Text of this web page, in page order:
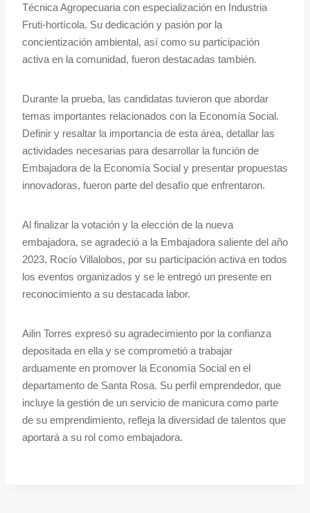
Técnica Agropecuaria con especialización en Industria
Fruti-hortícola. Su dedicación y pasión por la
concientización ambiental, así como su participación
activa en la comunidad, fueron destacadas también.
Durante la prueba, las candidatas tuvieron que abordar
temas importantes relacionados con la Economía Social.
Definir y resaltar la importancia de esta área, detallar las
actividades necesarias para desarrollar la función de
Embajadora de la Economía Social y presentar propuestas
innovadoras, fueron parte del desafío que enfrentaron.
Al finalizar la votación y la elección de la nueva
embajadora, se agradeció a la Embajadora saliente del año
2023, Rocío Villalobos, por su participación activa en todos
los eventos organizados y se le entregó un presente en
reconocimiento a su destacada labor.
Ailin Torres expresó su agradecimiento por la confianza
depositada en ella y se comprometió a trabajar
arduamente en promover la Economía Social en el
departamento de Santa Rosa. Su perfil emprendedor, que
incluye la gestión de un servicio de manicura como parte
de su emprendimiento, refleja la diversidad de talentos que
aportará a su rol como embajadora.